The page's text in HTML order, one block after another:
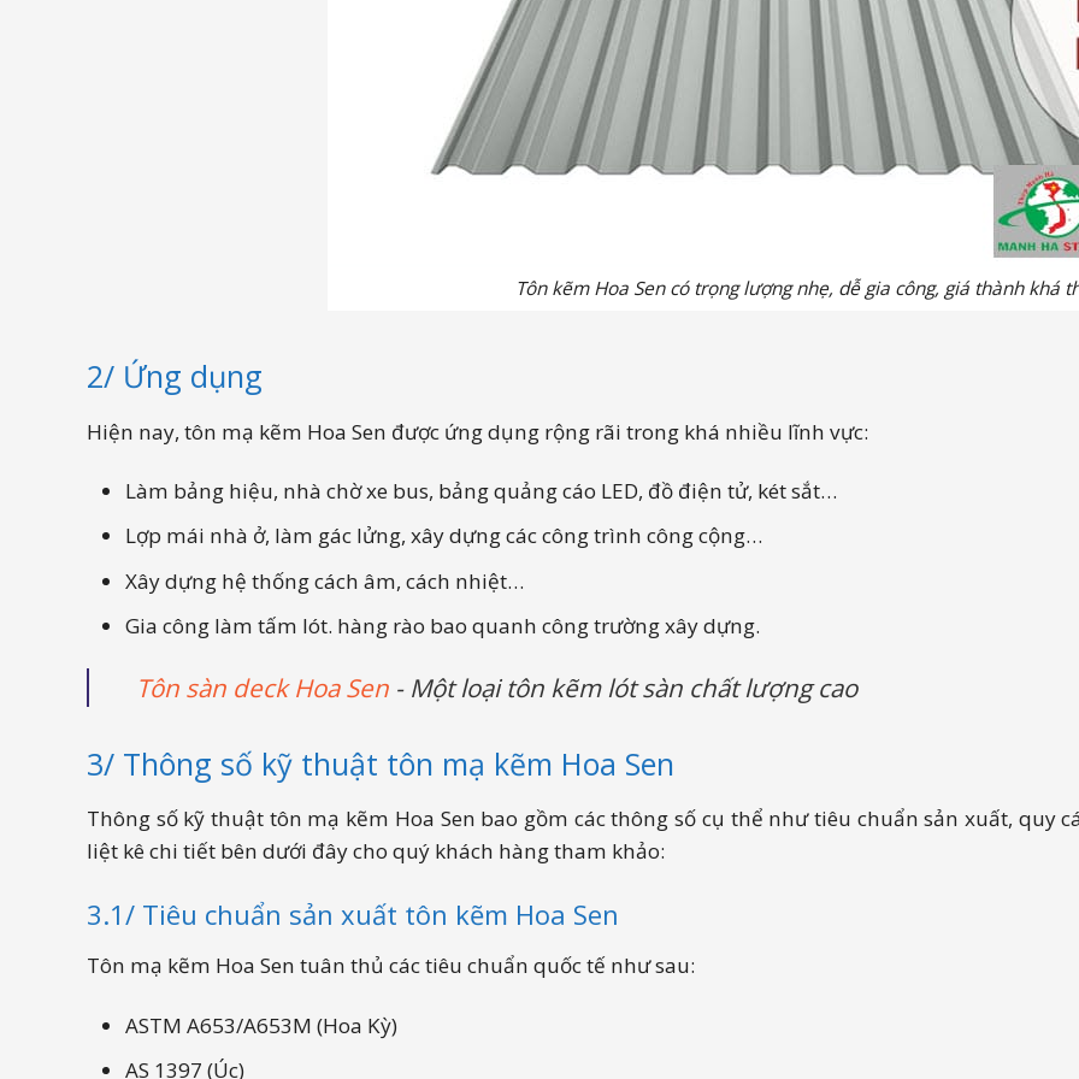
Tôn kẽm Hoa Sen có trọng lượng nhẹ, dễ gia công, giá thành khá
2/ Ứng dụng
Hiện nay, tôn mạ kẽm Hoa Sen được ứng dụng rộng rãi trong khá nhiều lĩnh vực:
Làm bảng hiệu, nhà chờ xe bus, bảng quảng cáo LED, đồ điện tử, két sắt…
Lợp mái nhà ở, làm gác lửng, xây dựng các công trình công cộng…
Xây dựng hệ thống cách âm, cách nhiệt…
Gia công làm tấm lót. hàng rào bao quanh công trường xây dựng.
Tôn sàn deck Hoa Sen- Một loại tôn kẽm lót sàn chất lượng cao
3/ Thông số kỹ thuật tôn mạ kẽm Hoa Sen
Thông số kỹ thuật tôn mạ kẽm Hoa Sen bao gồm các thông số cụ thể như tiêu chuẩn sản xuất, quy
liệt kê chi tiết bên dưới đây cho quý khách hàng tham khảo:
3.1/ Tiêu chuẩn sản xuất tôn kẽm Hoa Sen
Tôn mạ kẽm Hoa Sen tuân thủ các tiêu chuẩn quốc tế như sau:
ASTM A653/A653M (Hoa Kỳ)
AS 1397 (Úc)